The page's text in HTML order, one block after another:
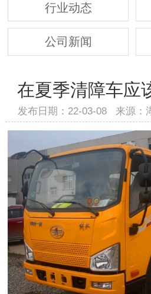
行业动态
公司新闻
在夏季清障车应
发布日期：22-03-08 来源：